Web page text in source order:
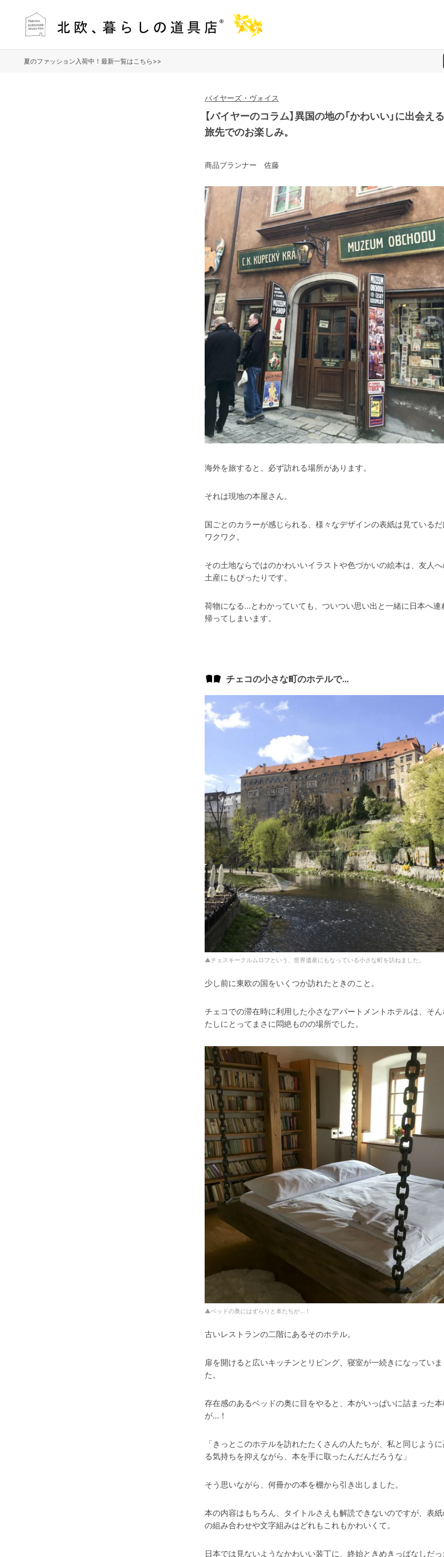
夏のファッション入荷中！最新一覧はこちら>>
バイヤーズ・ヴォイス
【バイヤーのコラム】異国の地の「かわいい」に出会え
旅先でのお楽しみ。
商品プランナー 佐藤
海外を旅すると、必ず訪れる場所があります。
それは現地の本屋さん。
国ごとのカラーが感じられる、様々なデザインの表紙は見ている
ワクワク。
その土地ならではのかわいいイラストや色づかいの絵本は、友人
土産にもぴったりです。
荷物になる…とわかっていても、ついつい思い出と一緒に日本へ連
帰ってしまいます。
チェコの小さな町のホテルで…
▲チェスキークルムロフという、世界遺産にもなっている小さな町を訪ねました。
少し前に東欧の国をいくつか訪れたときのこと。
チェコでの滞在時に利用した小さなアパートメントホテルは、そ
たしにとってまさに悶絶ものの場所でした。
▲ベッドの奥にはずらりと本たちが…！
古いレストランの二階にあるそのホテル。
扉を開けると広いキッチンとリビング、寝室が一続きになってい
た。
存在感のあるベッドの奥に目をやると、本がいっぱいに詰まった
が…！
「きっとこのホテルを訪れたたくさんの人たちが、私と同じよう
る気持ちを抑えながら、本を手に取ったんだんだろうな」
そう思いながら、何冊かの本を棚から引き出しました。
本の内容はもちろん、タイトルさえも解読できないのですが、表
の組み合わせや文字組みはどれもこれもかわいくて。
日本では見ないようなかわいい装丁に、終始ときめきっぱなしだ